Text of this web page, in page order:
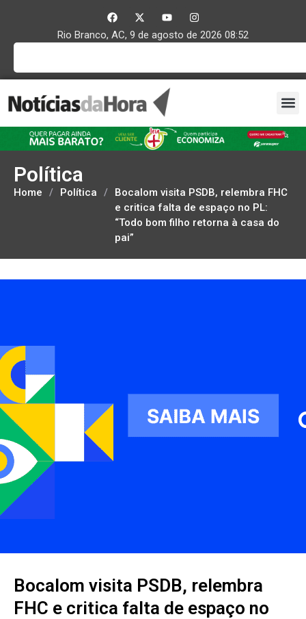
Rio Branco, AC, 9 de agosto de 2026 08:52
Política
Home / Política /
Bocalom visita PSDB, relembra FHC
e critica falta de espaço no PL:
“Todo bom filho retorna à casa do
pai”
Bocalom visita PSDB, relembra
FHC e critica falta de espaço no